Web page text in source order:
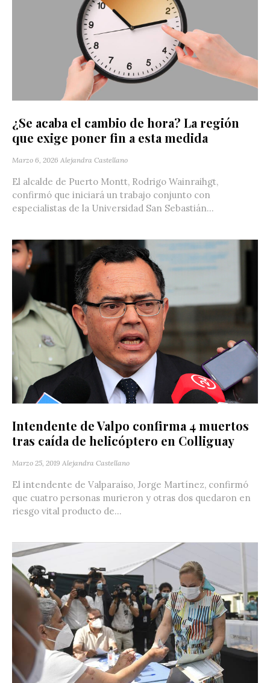
¿Se acaba el cambio de hora? La región
que exige poner fin a esta medida
Marzo 6, 2026 Alejandra Castellano
El alcalde de Puerto Montt, Rodrigo Wainraihgt,
confirmó que iniciará un trabajo conjunto con
especialistas de la Universidad San Sebastián...
Intendente de Valpo confirma 4 muertos
tras caída de helicóptero en Colliguay
Marzo 25, 2019 Alejandra Castellano
El intendente de Valparaíso, Jorge Martínez, confirmó
que cuatro personas murieron y otras dos quedaron en
riesgo vital producto de...